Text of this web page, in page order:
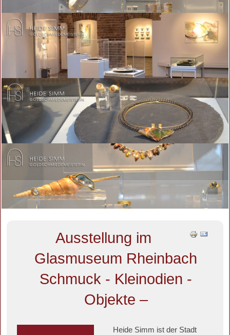
Ausstellung im
Glasmuseum Rheinbach
Schmuck - Kleinodien -
Objekte –
Heide Simm ist der Stadt